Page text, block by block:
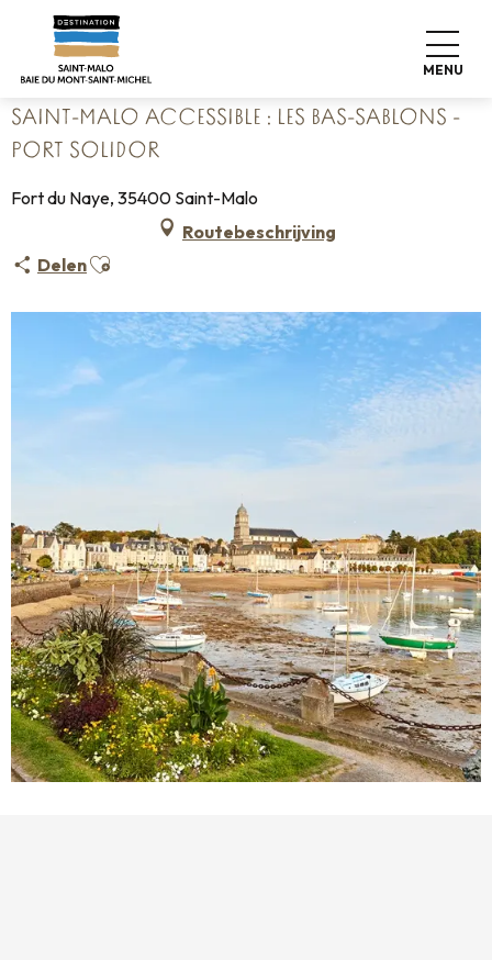
contenu
MENU
Home
Saint-Malo accessible : Les Bas-Sablons - Port Solidor
SAINT-MALO ACCESSIBLE : LES BAS-SABLONS -
PORT SOLIDOR
Fort du Naye, 35400 Saint-Malo
Routebeschrijving
DelenAjouter aux favoris